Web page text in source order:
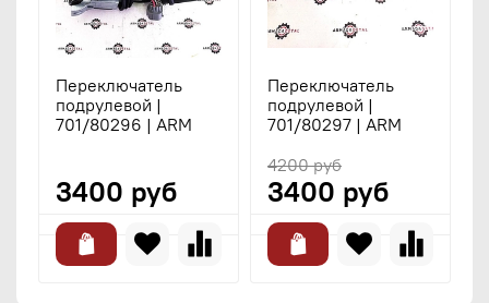
Переключатель
подрулевой |
701/80296 | ARM
3400 руб
Переключатель
подрулевой |
701/80297 | ARM
4200 руб
3400 руб